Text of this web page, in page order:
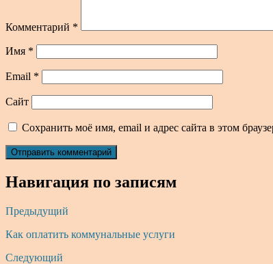
Комментарий *
Имя *
Email *
Сайт
Сохранить моё имя, email и адрес сайта в этом
Навигация по записям
Предыдущий
Как оплатить коммунальные услуги
Следующий